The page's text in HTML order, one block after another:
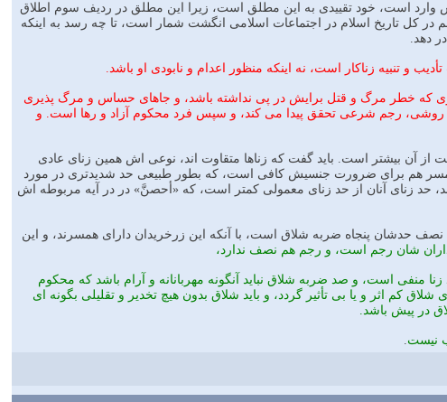
است، خود تقييدى به اين مطلق است، زيرا اين مطلق در رديف سوم اطلاق
در كل تاريخ اسلام در اجتماعات اسلامى انگشت شمار است، تا چه رسد به اينكه
دهد.
و تنبيه زناكار است، نه اينكه منظور اعدام و نابودى او باشد.
كه خطر مرگ و قتل برايش در پى نداشته باشد، و جاهاى حساس و مرگ پذيرى
و روشى، رجم شرعى تحقق پيدا مى كند، و سپس فرد محكوم آزاد و رها است. و
از آن بيشتر است. بايد گفت كه زناها متقاوت اند، نوعى اش همين زناى عادى
هم براى ضرورت جنسيش كافى است، كه بطور طبيعى حد شديدترى در مورد
حد زناى آنان از حد زناى معمولى كمتر است، كه «أحصنَّ» در در آيه مربوطه اش
نصف حدشان پنجاه ضربه شلاق است، با آنكه اين زرخريدان داراى همسرند، و اين
شان رجم است، و رجم هم نصف ندارد،
منفى است، و صد ضربه شلاق نبايد آنگونه مهربانانه و آرام باشد كه محكوم
كم اثر و يا بى تأثير گردد، و بايد شلاق بدون هيچ تخدير و تقليلى بگونه اى
در پيش باشد.
نيست.